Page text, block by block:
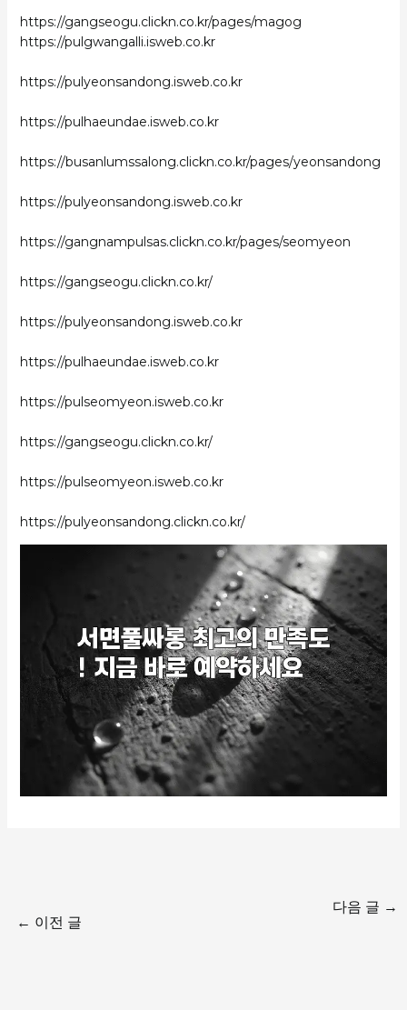
https://gangseogu.clickn.co.kr/pages/magog
https://pulgwangalli.isweb.co.kr
https://pulyeonsandong.isweb.co.kr
https://pulhaeundae.isweb.co.kr
https://busanlumssalong.clickn.co.kr/pages/yeonsandong
https://pulyeonsandong.isweb.co.kr
https://gangnampulsas.clickn.co.kr/pages/seomyeon
https://gangseogu.clickn.co.kr/
https://pulyeonsandong.isweb.co.kr
https://pulhaeundae.isweb.co.kr
https://pulseomyeon.isweb.co.kr
https://gangseogu.clickn.co.kr/
https://pulseomyeon.isweb.co.kr
https://pulyeonsandong.clickn.co.kr/
← 이전 글
다음 글 →